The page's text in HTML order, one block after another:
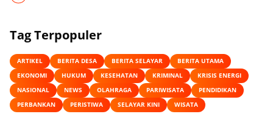
Tag Terpopuler
ARTIKEL BERITA DESA BERITA SELAYAR
BERITA UTAMA
EKONOMI
HUKUM KESEHATAN KRIMINAL
KRISIS ENERGI
NASIONAL
NEWS OLAHRAGA PARIWISATA
PENDIDIKAN
PERBANKAN
PERISTIWA SELAYAR KINI WISATA